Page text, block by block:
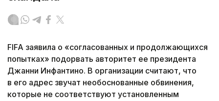
FIFA заявила о «согласованных и продолжающихся
попытках» подорвать авторитет ее президента
Джанни Инфантино. В организации считают, что
в его адрес звучат необоснованные обвинения,
которые не соответствуют установленным